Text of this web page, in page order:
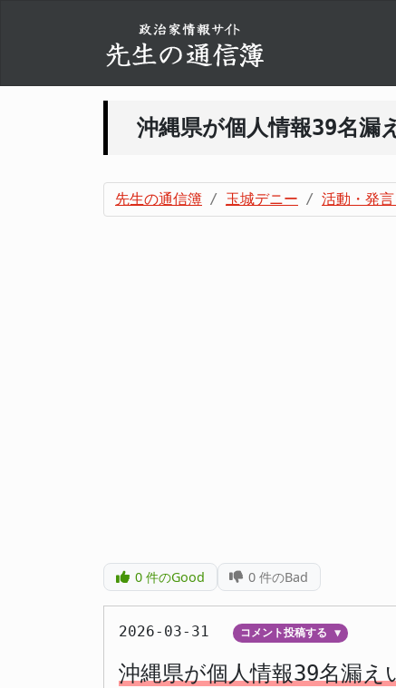
沖縄県が個人情報39名
先生の通信簿 玉城デニー 活動・発
0件のGood 0 件のBad
2026-03-31 コメント投稿する ▼
沖縄県が個人情報39名漏